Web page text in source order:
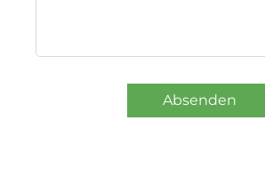
Absenden